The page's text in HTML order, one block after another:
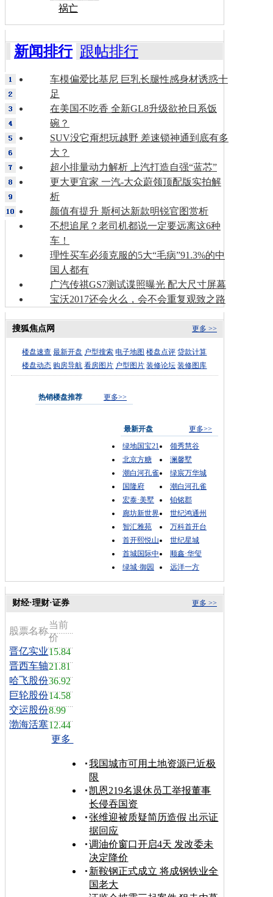
祸亡
新闻排行 跟帖排行
车模偏爱比基尼 巨乳长腿性感身材诱惑十
足
在美国不吃香 全新GL8升级欲抢日系饭
碗？
SUV没它甭想玩越野 差速锁神通到底有多
大？
超小排量动力解析 上汽打造自强“蓝芯”
更大更宜家 一汽-大众蔚领顶配版实拍解
析
颜值有提升 斯柯达新款明锐官图赏析
不想追尾？老司机都说一定要远离这6种
车！
理性买车必须克服的5大“毛病”91.3%的中
国人都有
广汽传祺GS7测试谍照曝光 配大尺寸屏幕
宝沃2017还会火么，会不会重复观致之路
更多 >>
搜狐焦点网
楼盘速查 最新开盘 户型搜索 电子地图 楼盘点评 贷款计算
楼盘动态 购房导航 看房图片 户型图片 装修论坛 装修图库
热销楼盘推荐 更多>>
最新开盘
更多>>
绿地国宝21
领秀慧谷
北京方糖
澜馨墅
潮白河孔雀
绿宸万华城
国隆府
潮白河孔雀
宏泰·美墅
铂铭郡
廊坊新世界
世纪鸿通州
智汇雅苑
万科首开台
首开熙悦山
世纪星城
首城国际中
顺鑫·华玺
绿城·御园
远洋一方
更多 >>
财经·理财·证券
股票名称
当前
价
晋亿实业15.84
晋西车轴21.81
哈飞股份36.92
巨轮股份14.58
交运股份8.99
渤海活塞12.44
更多
我国城市可用土地资源已近极
限
凯恩219名退休员工举报董事
长侵吞国资
张维迎被质疑简历造假 出示证
据回应
调油价窗口开启4天 发改委未
决定降价
新鞍钢正式成立 将成钢铁业全
国老大